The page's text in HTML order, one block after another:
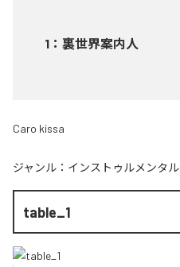
1 ： 裏世界案内人
Caro kissa
ジャンル： インストゥルメンタル
table_1